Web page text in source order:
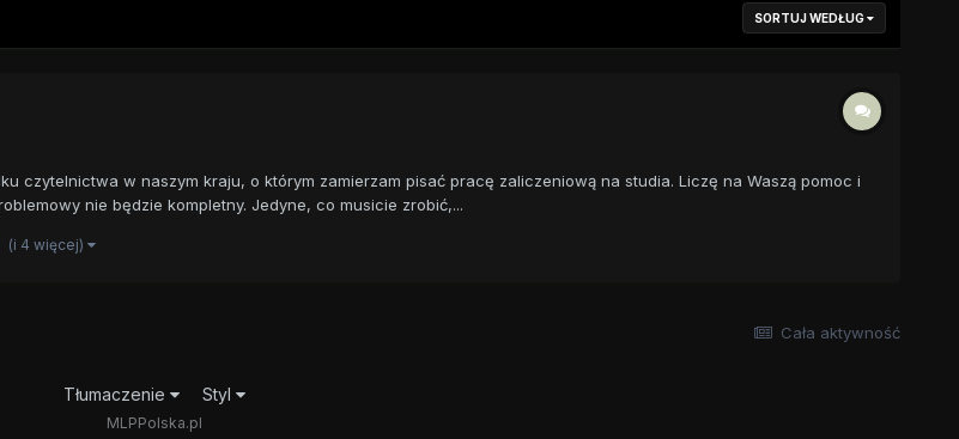
SORTUJ WEDŁUG
czytelnictwa w naszym kraju, o którym zamierzam pisać pracę zaliczeniową na studia. Liczę na Waszą pomoc i
nie będzie kompletny. Jedyne, co musicie zrobić,...
(i 4 więcej)
Cała aktywność
Tłumaczenie Styl
MLPPolska.pl